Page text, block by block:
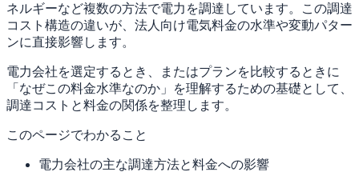
ネルギーなど複数の方法で電力を調達しています。この調達
コスト構造の違いが、法人向け電気料金の水準や変動パター
ンに直接影響します。
電力会社を選定するとき、またはプランを比較するときに
「なぜこの料金水準なのか」を理解するための基礎として、
調達コストと料金の関係を整理します。
このページでわかること
電力会社の主な調達方法と料金への影響